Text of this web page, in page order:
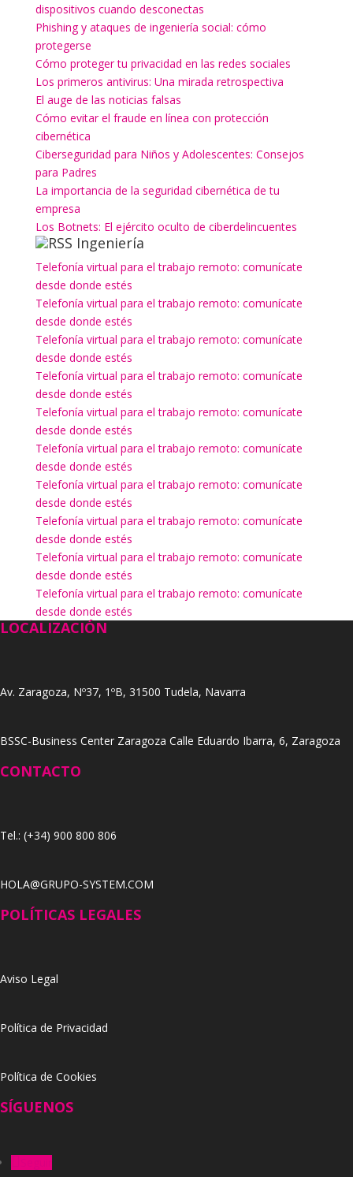
dispositivos cuando desconectas
Phishing y ataques de ingeniería social: cómo
protegerse
Cómo proteger tu privacidad en las redes sociales
Los primeros antivirus: Una mirada retrospectiva
El auge de las noticias falsas
Cómo evitar el fraude en línea con protección
cibernética
Ciberseguridad para Niños y Adolescentes: Consejos
para Padres
La importancia de la seguridad cibernética de tu
empresa
Los Botnets: El ejército oculto de ciberdelincuentes
Ingeniería
Telefonía virtual para el trabajo remoto: comunícate
desde donde estés
Telefonía virtual para el trabajo remoto: comunícate
desde donde estés
Telefonía virtual para el trabajo remoto: comunícate
desde donde estés
Telefonía virtual para el trabajo remoto: comunícate
desde donde estés
Telefonía virtual para el trabajo remoto: comunícate
desde donde estés
Telefonía virtual para el trabajo remoto: comunícate
desde donde estés
Telefonía virtual para el trabajo remoto: comunícate
desde donde estés
Telefonía virtual para el trabajo remoto: comunícate
desde donde estés
Telefonía virtual para el trabajo remoto: comunícate
desde donde estés
Telefonía virtual para el trabajo remoto: comunícate
desde donde estés
LOCALIZACIÓN
Av. Zaragoza, Nº37, 1ºB, 31500 Tudela, Navarra
BSSC-Business Center Zaragoza Calle Eduardo Ibarra, 6, Zaragoza
CONTACTO
Tel.: (+34) 900 800 806
HOLA@GRUPO-SYSTEM.COM
POLÍTICAS LEGALES
Aviso Legal
Política de Privacidad
Política de Cookies
SÍGUENOS